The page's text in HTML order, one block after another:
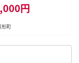
ご飯 お米 ごはん 国産
ブランド米 おにぎり ふ
温 お取り寄せ 産地直送
円
形町